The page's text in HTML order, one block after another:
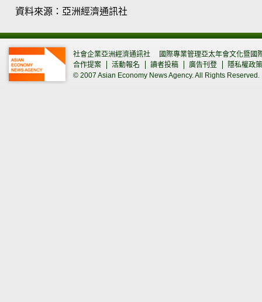
資料來源：亞洲經濟通訊社
社會企業亞洲經濟通訊社
國際專業管理亞太年會文化暨國
合作提案
活動報名 讀者投稿 廣告刊登
隱私權政策
© 2007 Asian Economy News Agency. All Rights Reserved.